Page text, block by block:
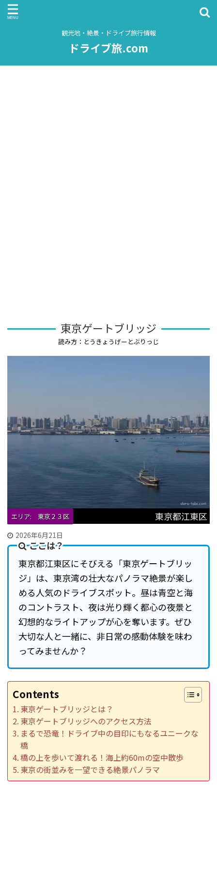
観光地・絶景・ドライブ旅行情報
ドライブ旅.com
東京ゲートブリッジ
読み方：とうきょうげーとぶりっじ
エリア: 東京２３区 東京都江東区
2026年6月21日
ここは？
東京都江東区にそびえる「東京ゲートブリッ
ジ」は、東京湾の壮大なパノラマ絶景が楽し
める人気のドライブスポット。昼は青空と海
のコントラスト、夜は光り輝く都心の夜景と
幻想的なライトアップが心を奪います。ぜひ
大切な人と一緒に、非日常の感動体験を味わ
ってみませんか？
Contents
東京ゲートブリッジとは？
東京ゲートブリッジへのアクセス方法
まるで恐竜！ドライブ中の目印にもなるユニークな
橋
橋の上を歩いて渡れる！海上約60mの空中散歩
東京の街並みを一望できる絶景パノラマ